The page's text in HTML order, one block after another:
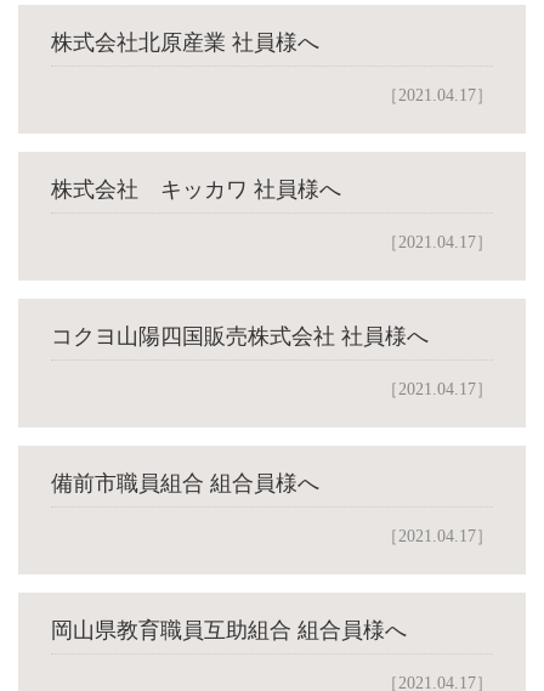
株式会社北原産業 社員様へ
［2021.04.17］
株式会社 キッカワ 社員様へ
［2021.04.17］
コクヨ山陽四国販売株式会社 社員様へ
［2021.04.17］
備前市職員組合 組合員様へ
［2021.04.17］
岡山県教育職員互助組合 組合員様へ
［2021.04.17］